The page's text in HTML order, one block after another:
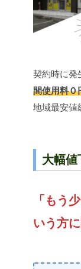
契約時に発
間使用料０
地域最安値
大幅値
「もう
いう方に